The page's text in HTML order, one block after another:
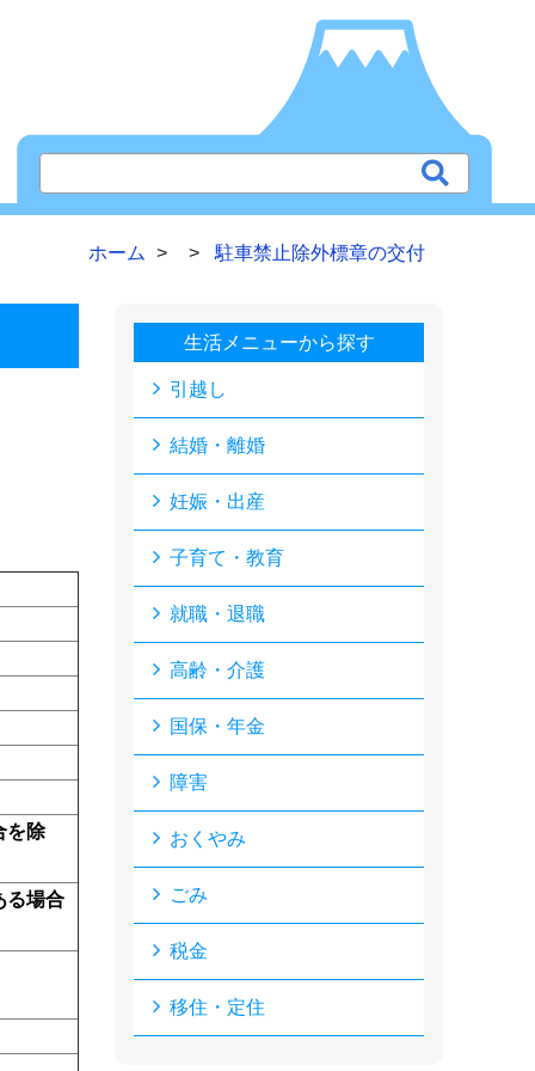
ホーム 駐車禁止除外標章の交付
を除
る場合
生活メニューから探す
引越し
結婚・離婚
妊娠・出産
子育て・教育
就職・退職
高齢・介護
国保・年金
障害
おくやみ
ごみ
税金
移住・定住